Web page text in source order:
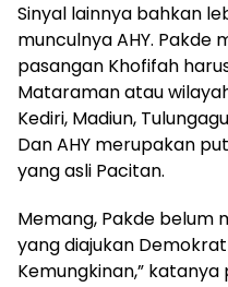
Sinyal lainnya bahkan
munculnya AHY.
pasangan Khofifah
Mataraman atau
Kediri, Madiun,
Dan AHY merupakan
yang asli Pacitan.
Memang, Pakde belum
yang diajukan Demokrat
Kemungkinan,”